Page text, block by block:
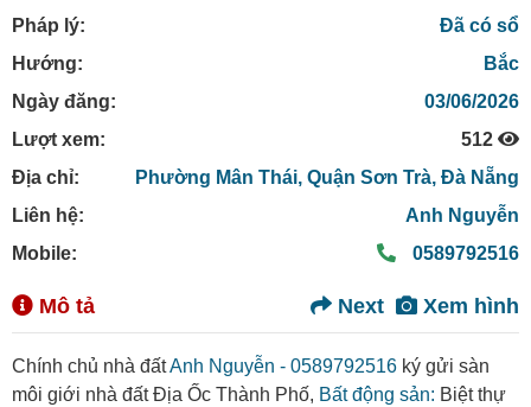
Pháp lý:
Đã có sổ
Hướng:
Bắc
Ngày đăng:
03/06/2026
Lượt xem:
512
Địa chỉ:
Phường Mân Thái, Quận Sơn Trà, Đà Nẵng
Liên hệ:
Anh Nguyễn
Mobile:
0589792516
Mô tả Xem hình
Next
Chính chủ nhà đấtAnh Nguyễn - 0589792516 ký gửi sàn
môi giới nhà đất Địa Ốc Thành Phố, Bất động sản: Biệt thự